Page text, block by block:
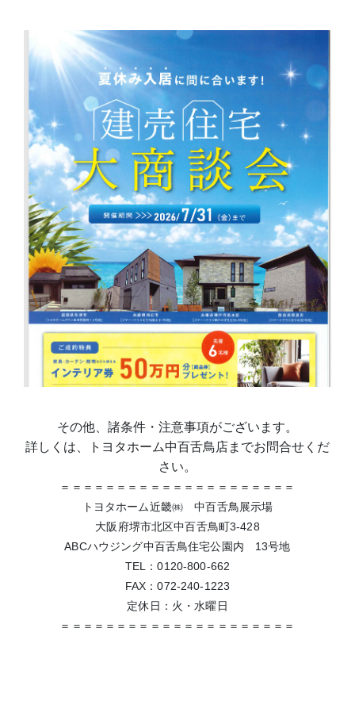
その他、諸条件・注意事項がございます。
詳しくは、トヨタホーム中百舌鳥店までお問合せくだ
さい。
＝＝＝＝＝＝＝＝＝＝＝＝＝＝＝＝＝＝＝＝＝
トヨタホーム近畿㈱ 中百舌鳥展示場
大阪府堺市北区中百舌鳥町3-428
ABCハウジング中百舌鳥住宅公園内 13号地
TEL：0120-800-662
FAX：072-240-1223
定休日：火・水曜日
＝＝＝＝＝＝＝＝＝＝＝＝＝＝＝＝＝＝＝＝＝